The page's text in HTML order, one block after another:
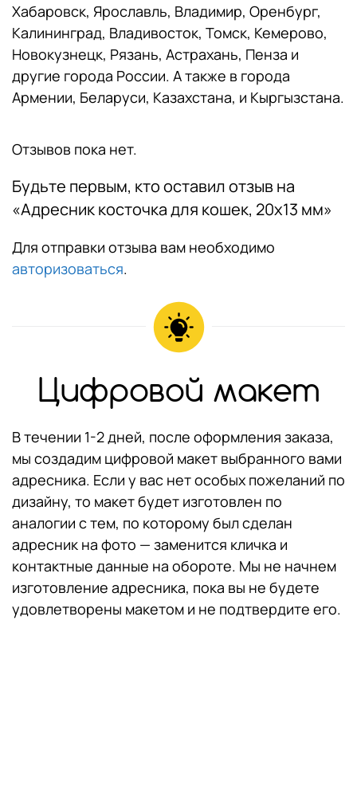
Хабаровск, Ярославль, Владимир, Оренбург,
Калининград, Владивосток, Томск, Кемерово,
Новокузнецк, Рязань, Астрахань, Пенза и
другие города России. А также в города
Армении, Беларуси, Казахстана, и Кыргызстана.
Отзывов пока нет.
Будьте первым, кто оставил отзыв на
«Адресник косточка для кошек, 20х13 мм»
Для отправки отзыва вам необходимо
авторизоваться.
Цифровой макет
В течении 1-2 дней, после оформления заказа,
мы создадим цифровой макет выбранного вами
адресника. Если у вас нет особых пожеланий по
дизайну, то макет будет изготовлен по
аналогии с тем, по которому был сделан
адресник на фото — заменится кличка и
контактные данные на обороте. Мы не начнем
изготовление адресника, пока вы не будете
удовлетворены макетом и не подтвердите его.